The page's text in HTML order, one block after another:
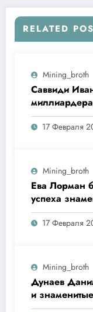
RELATED
Mining_broth
Саввиди
17 Февраля
Mining_broth
Ева Лорман
успеха
17 Февраля
Mining_broth
Дунаев
и